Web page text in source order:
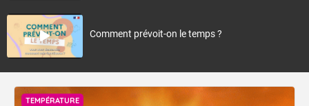
Comment prévoit-on le temps ?
TEMPÉRATURE